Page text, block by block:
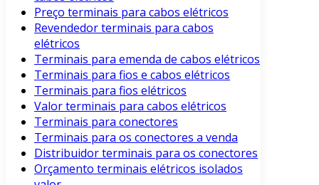
Preço terminais para cabos elétricos
Revendedor terminais para cabos
elétricos
Terminais para emenda de cabos elétricos
Terminais para fios e cabos elétricos
Terminais para fios elétricos
Valor terminais para cabos elétricos
Terminais para conectores
Terminais para os conectores a venda
Distribuidor terminais para os conectores
Orçamento terminais elétricos isolados